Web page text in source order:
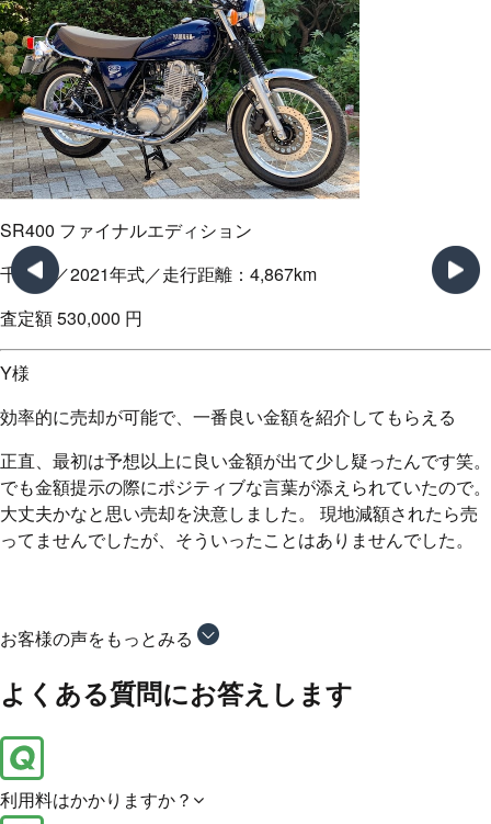
クロスカブ110
千葉県／2021年式／走行距離：2,841km
査定額286,000 円
H様
バイク業者との面倒な連絡が無くて楽だった
以前、一括出張査定を使ったときに電話の嵐でウンザリしまし
て…「うちなら他社より〇万円高く買い取れますよ」と色んな
業者に言われて、よく分からなくなりました笑。 でもカチエ
ックスさんの場合は、落札が完了するまでカチエックスの担当
お客様の声をもっとみる
よくある質問にお答えします
利用料はかかりますか？